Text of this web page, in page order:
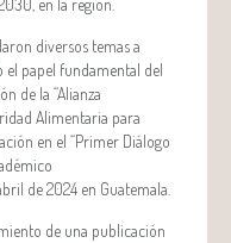
en la región.
diversos temas a
el papel fundamental del
de la “Alianza
Alimentaria para
en el “Primer Diálogo
de 2024 en Guatemala.
de una publicación